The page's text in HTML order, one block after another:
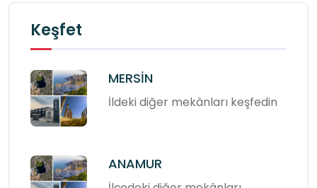
Keşfet
MERSİN
İldeki diğer mekânları keşfedin
ANAMUR